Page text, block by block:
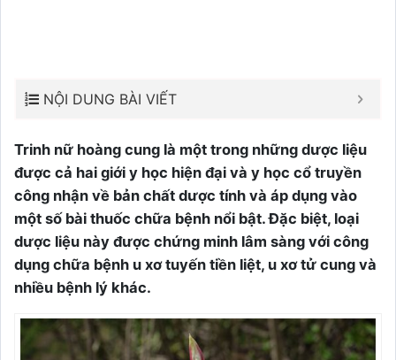
NỘI DUNG BÀI VIẾT
Trinh nữ hoàng cung là một trong những dược liệu
được cả hai giới y học hiện đại và y học cổ truyền
công nhận về bản chất dược tính và áp dụng vào
một số bài thuốc chữa bệnh nổi bật. Đặc biệt, loại
dược liệu này được chứng minh lâm sàng với công
dụng chữa bệnh u xơ tuyến tiền liệt, u xơ tử cung và
nhiều bệnh lý khác.